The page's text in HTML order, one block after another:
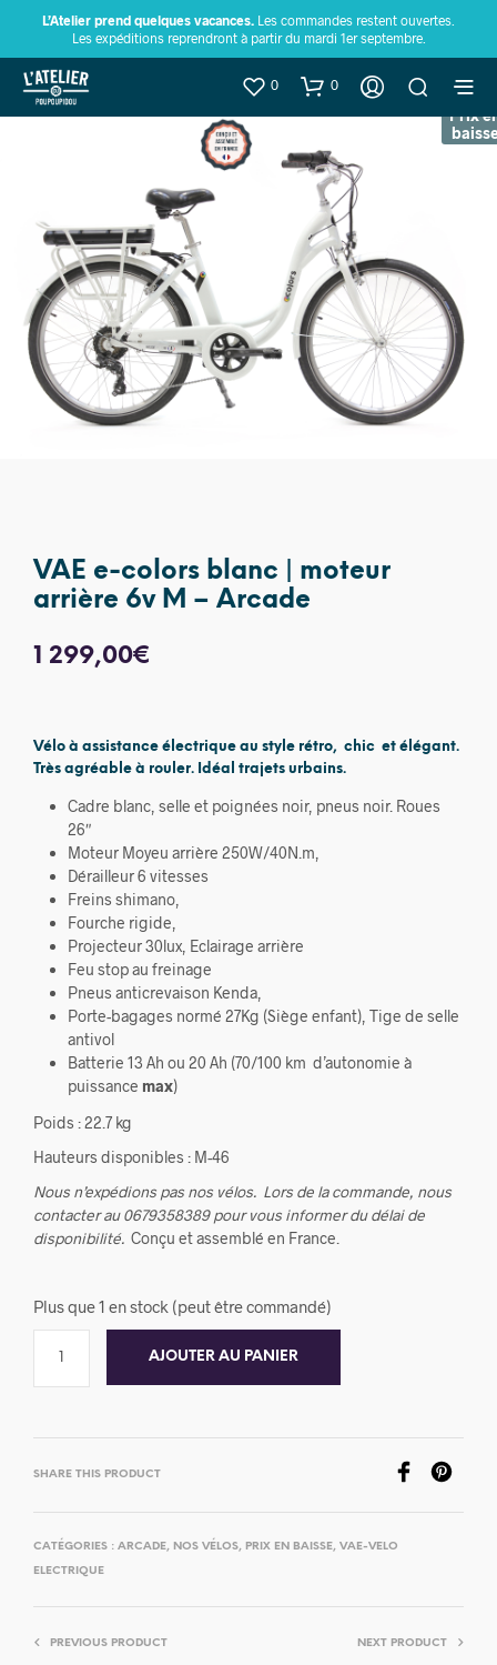
L’Atelier prend quelques vacances. Les commandes restent ouvertes.
Les expéditions reprendront à partir du mardi 1er septembre.
0 0
Prix
VAE e-colors blanc | moteur
arrière 6v M – Arcade
1 299,00€
Vélo à assistance électrique au style rétro, chic et élégant.
Très agréable à rouler. Idéal trajets urbains.
Cadre blanc, selle et poignées noir, pneus noir. Roues
26″
Moteur Moyeu arrière 250W/40N.m,
Dérailleur 6 vitesses
Freins shimano,
Fourche rigide,
Projecteur 30lux, Eclairage arrière
Feu stop au freinage
Pneus anticrevaison Kenda,
Porte-bagages normé 27Kg (Siège enfant), Tige de selle
antivol
Batterie 13 Ah ou 20 Ah (70/100 km d’autonomie à
puissance max)
Poids : 22.7 kg
Hauteurs disponibles : M-46
Nous n’expédions pas nos vélos. Lors de la commande, nous
contacter au 0679358389 pour vous informer du délai de
disponibilité. Conçu et assemblé en France.
Plus que 1 en stock (peut être commandé)
AJOUTER AU PANIER
SHARE THIS PRODUCT
CATÉGORIES : ARCADE, NOS VÉLOS, PRIX EN BAISSE, VAE-VELO
ELECTRIQUE
PREVIOUS PRODUCT NEXT PRODUCT